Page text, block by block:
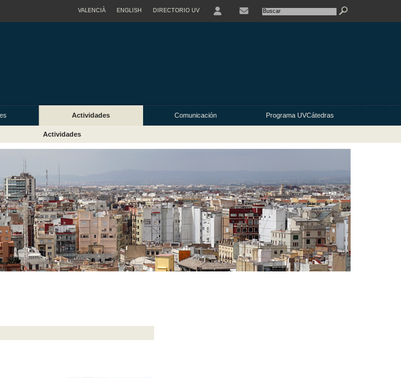
VALENCIÀ ENGLISH DIRECTORIO UV
Actividades Comunicación Programa UVCátedras
Actividades